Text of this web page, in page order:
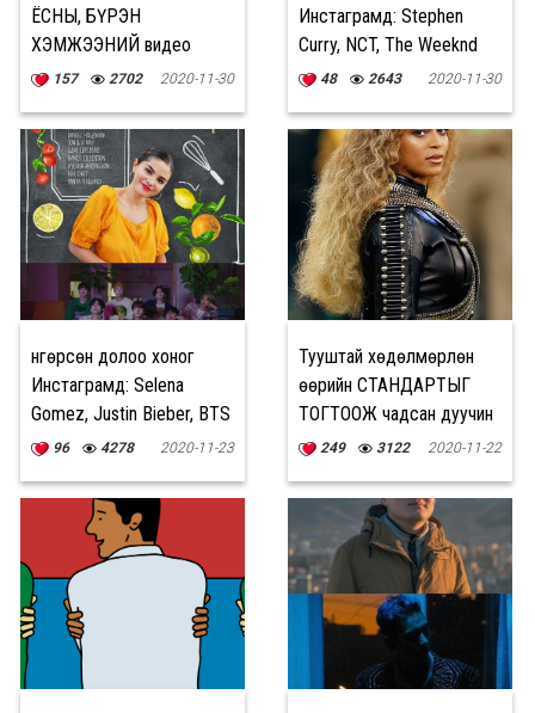
ЁСНЫ, БҮРЭН
ХЭМЖЭЭНИЙ видео
тоглоом: "Fragile"
157 2702 2020-11-30
Инстаграмд: Stephen
Curry, NCT, The Weeknd
48 2643 2020-11-30
Өнгөрсөн долоо хоног
Инстаграмд: Selena
Gomez, Justin Bieber, BTS
96 4278 2020-11-23
Тууштай хөдөлмөрлөн
өөрийн СТАНДАРТЫГ
ТОГТООЖ чадсан дуучин
Beyonce
249 3122 2020-11-22